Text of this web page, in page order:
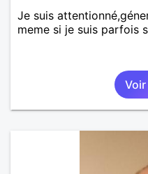
Je suis
meme si je suis parfois